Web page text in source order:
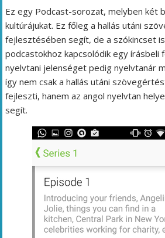
Ez egy Podcast-sorozat, melyben két
kultúrájukat. Ez főleg a hallás utáni
fejlesztésében segít, de a szókincset
podcastokhoz kapcsolódik egy írásbeli
nyelvtani jelenséget pedig nyelvtanár
így nem csak a hallás utáni
fejleszti, hanem az angol nyelvtan
segít.